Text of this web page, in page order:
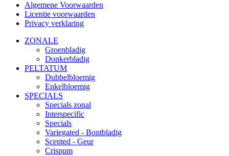
Algemene Voorwaarden
Licentie voorwaarden
Privacy verklaring
ZONALE
Groenbladig
Donkerbladig
PELTATUM
Dubbelbloemig
Enkelbloemig
SPECIALS
Specials zonal
Interspecific
Specials
Variegated - Bontbladig
Scented - Geur
Crispum